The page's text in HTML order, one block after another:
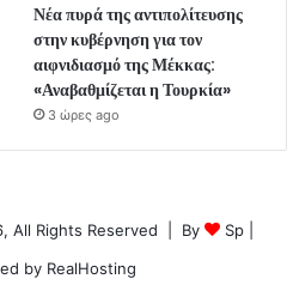
Νέα πυρά της αντιπολίτευσης
στην κυβέρνηση για τον
αιφνιδιασμό της Μέκκας:
«Αναβαθμίζεται η Τουρκία»
3 ώρες ago
All Rights Reserved | By Sp
by RealHosting